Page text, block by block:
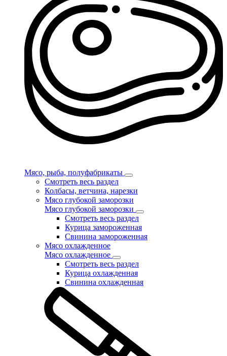
Мясо, рыба, полуфабрикаты
Смотреть весь раздел
Колбасы, ветчина, нарезки
Мясо глубокой заморозки
Мясо глубокой заморозки
Смотреть весь раздел
Курица замороженная
Свинина замороженная
Мясо охлажденное
Мясо охлажденное
Смотреть весь раздел
Курица охлажденная
Свинина охлажденная